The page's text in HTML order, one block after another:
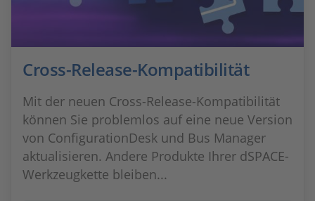
Cross-Release-Kompatibilität
Mit der neuen Cross-Release-Kompatibilität
können Sie problemlos auf eine neue Version
von ConfigurationDesk und Bus Manager
aktualisieren. Andere Produkte Ihrer dSPACE-
Werkzeugkette bleiben...